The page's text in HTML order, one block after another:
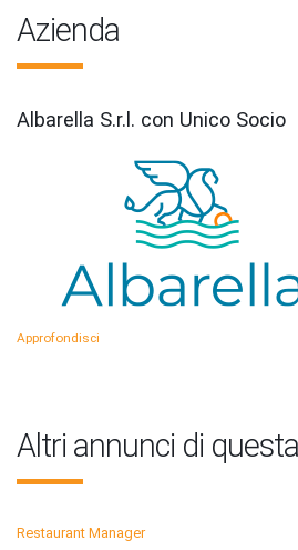
Azienda
Albarella S.r.l. con Unico Socio
Approfondisci
Altri annunci di
Restaurant Manager